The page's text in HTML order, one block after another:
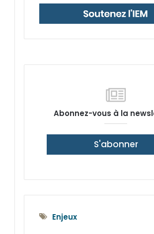
Abonnez-vous à la
S'abonner
Enjeux